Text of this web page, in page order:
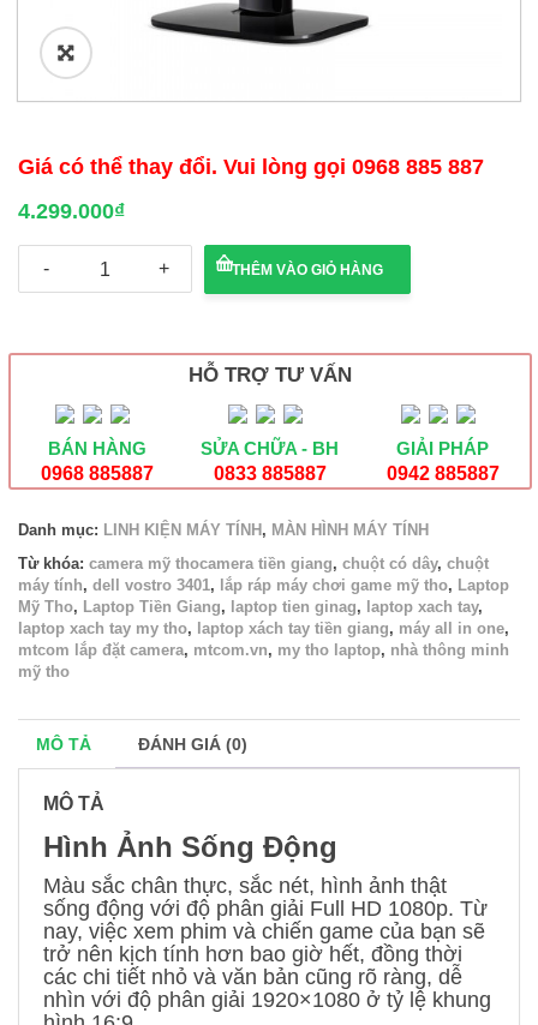
🔍
Giá có thể thay đổi. Vui lòng gọi 0968 885 887
4.299.000₫
hình
Acer
IPS
75Hz
số
lượng
THÊM VÀO GIỎ HÀNG
HỖ TRỢ TƯ VẤN
BÁN HÀNG
0968 885887
SỬA CHỮA - BH
0833 885887
GIẢI PHÁP
0942 885887
Danh mục: LINH KIỆN MÁY TÍNH , MÀN HÌNH MÁY TÍNH
Từ khóa: camera mỹ thocamera tiền giang, chuột có dây, chuột
máy tính, dell vostro 3401, lắp ráp máy chơi game mỹ tho, Laptop
Mỹ Tho, Laptop Tiền Giang, laptop tien ginag, laptop xach tay,
laptop xach tay my tho, laptop xách tay tiền giang, máy all in one,
mtcom lắp đặt camera, mtcom.vn, my tho laptop, nhà thông minh
mỹ tho
MÔ TẢ ĐÁNH GIÁ (0)
MÔ TẢ
Hình Ảnh Sống Động
Màu sắc chân thực, sắc nét, hình ảnh thật
sống động với độ phân giải Full HD 1080p. Từ
nay, việc xem phim và chiến game của bạn sẽ
trở nên kịch tính hơn bao giờ hết, đồng thời
các chi tiết nhỏ và văn bản cũng rõ ràng, dễ
nhìn với độ phân giải 1920×1080 ở tỷ lệ khung